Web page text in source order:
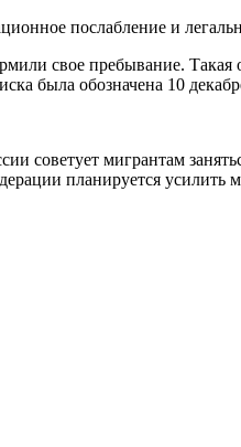
послабление и
свое пребывание.
была обозначена 10
советует мигрантам
планируется усилить